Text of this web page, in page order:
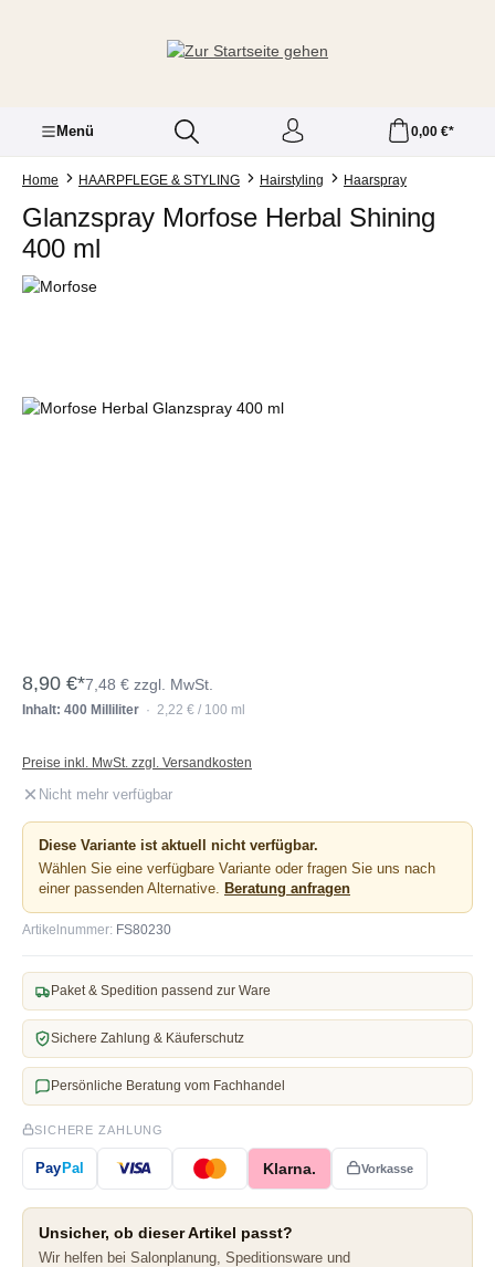
Menü 0,00 €*
Home HAARPFLEGE & STYLING Hairstyling Haarspray
Glanzspray Morfose Herbal Shining
400 ml
Bildergalerie überspringen
8,90 €*7,48 € zzgl. MwSt.
Inhalt: 400 Milliliter · 2,22 € / 100 ml
Preise inkl. MwSt. zzgl. Versandkosten
Nicht mehr verfügbar
Diese Variante ist aktuell nicht verfügbar.
Wählen Sie eine verfügbare Variante oder fragen Sie uns nach
einer passenden Alternative.
Beratung anfragen
Artikelnummer: FS80230
Paket & Spedition passend zur Ware
Sichere Zahlung & Käuferschutz
Persönliche Beratung vom Fachhandel
SICHERE ZAHLUNG
PayPal Klarna. Vorkasse
Unsicher, ob dieser Artikel passt?
Wir helfen bei Salonplanung, Speditionsware und